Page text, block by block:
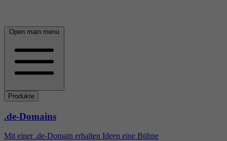
Open main menu
Produkte
.de-Domains
Mit einer .de-Domain erhalten Ideen eine Bühne